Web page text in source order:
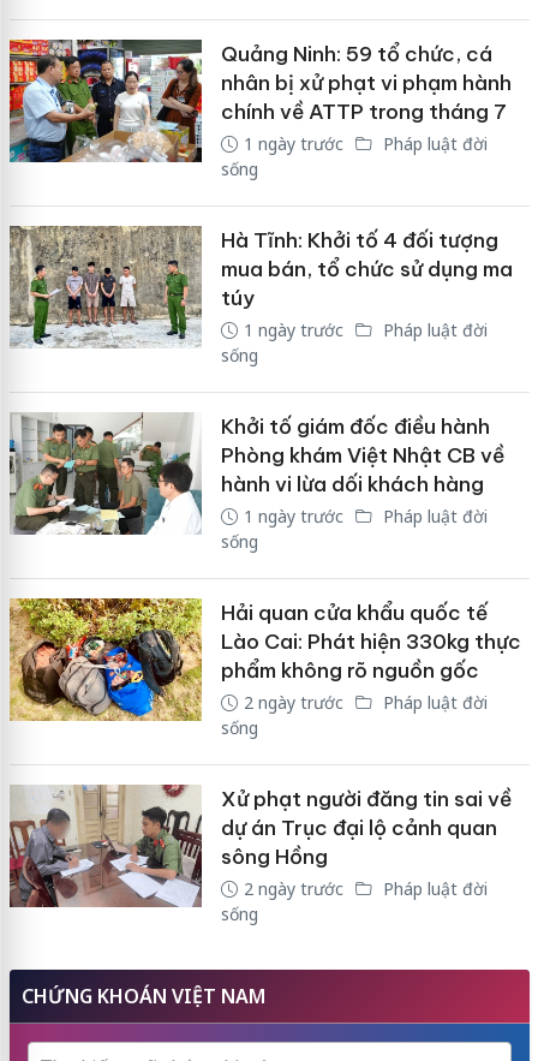
Quảng Ninh: 59 tổ chức, cá
nhân bị xử phạt vi phạm hành
chính về ATTP trong tháng 7
1 ngày trước
Pháp luật đời
sống
Hà Tĩnh: Khởi tố 4 đối tượng
mua bán, tổ chức sử dụng ma
túy
1 ngày trước
Pháp luật đời
sống
Khởi tố giám đốc điều hành
Phòng khám Việt Nhật CB về
hành vi lừa dối khách hàng
1 ngày trước
Pháp luật đời
sống
Hải quan cửa khẩu quốc tế
Lào Cai: Phát hiện 330kg thực
phẩm không rõ nguồn gốc
2 ngày trước
Pháp luật đời
sống
Xử phạt người đăng tin sai về
dự án Trục đại lộ cảnh quan
sông Hồng
2 ngày trước
Pháp luật đời
sống
CHỨNG KHOÁN VIỆT NAM